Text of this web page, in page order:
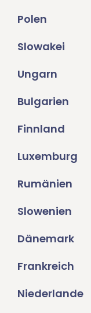
Polen
Slowakei
Ungarn
Bulgarien
Finnland
Luxemburg
Rumänien
Slowenien
Dänemark
Frankreich
Niederlande